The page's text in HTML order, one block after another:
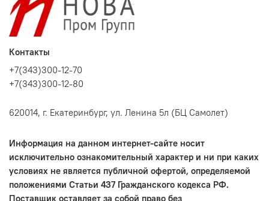
Контакты
+7(343)300-12-70
+7(343)300-12-80
620014, г. Екатеринбург, ул. Ленина 5л (БЦ Самолет)
Информация на данном интернет-сайте носит
исключительно ознакомительный характер и ни при каких
условиях не является публичной офертой, определяемой
положениями Статьи 437 Гражданского кодекса РФ.
Поставщик оставляет за собой право без